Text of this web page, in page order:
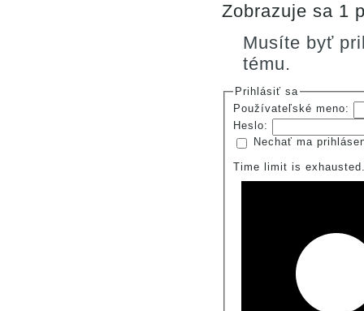
Zobrazuje sa 1
Musíte byť
tému.
Prihlásiť sa
Používateľské meno:
Heslo:
Nechať ma
Time limit is